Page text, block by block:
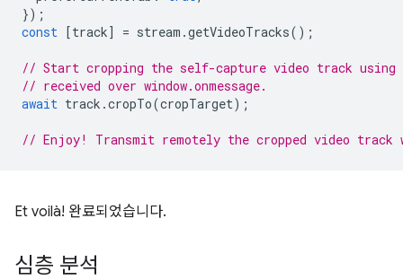
});
const [track] = stream .getVideoTracks();
// Start cropping the self-capture video track using
// received over window.onmessage.
await track .cropTo(cropTarget);
// Enjoy! Transmit remotely the cropped video track
Et voilà! 완료되었습니다.
심층 분석